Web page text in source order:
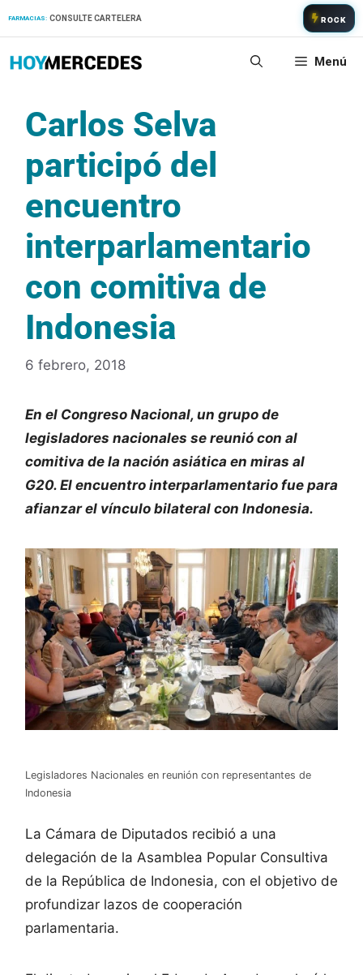
FARMACIAS: CONSULTE CARTELERA ROCK
Menú
Carlos Selva
participó del
encuentro
interparlamentario
con comitiva de
Indonesia
6 febrero, 2018
En el Congreso Nacional, un grupo de
legisladores nacionales se reunió con al
comitiva de la nación asiática en miras al
G20. El encuentro interparlamentario fue para
afianzar el vínculo bilateral con Indonesia.
Legisladores Nacionales en reunión con representantes de
Indonesia
La Cámara de Diputados recibió a una
delegación de la Asamblea Popular Consultiva
de la República de Indonesia, con el objetivo de
profundizar lazos de cooperación
parlamentaria.